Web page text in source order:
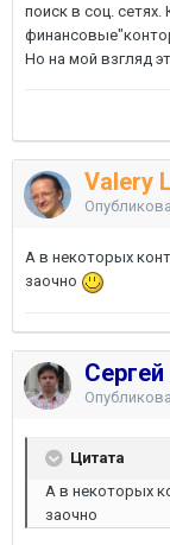
поиск в соц.
Но на мой взгляд
Valery
А в некоторых
заочно
Цитата
А в некоторых
заочно